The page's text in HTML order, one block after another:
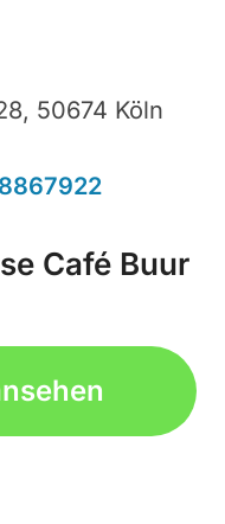
50674 Köln
Café Buur